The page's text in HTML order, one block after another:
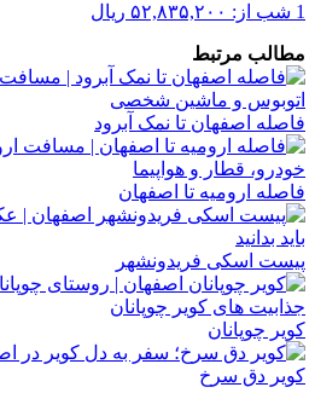
1 شب از: ۵۲,۸۳۵,۲۰۰ ریال
مطالب مرتبط
فاصله اصفهان تا نمک آبرود
فاصله ارومیه تا اصفهان
پیست اسکی فریدونشهر
کویر چوپانان
کویر دق سرخ